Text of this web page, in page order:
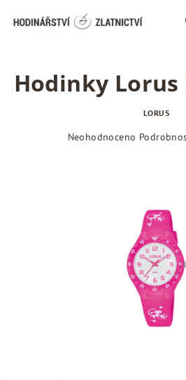
Hodinky Lorus
LORUS
Průměrné
Neohodnoceno